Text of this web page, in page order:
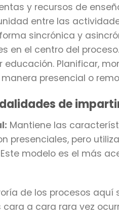
y recursos de
entre las
sincrónica y
en el centro del
Planificar,
presencial o
de
Mantiene las
presenciales, pero
modelo es el más
de los procesos aquí
a cara rara vez